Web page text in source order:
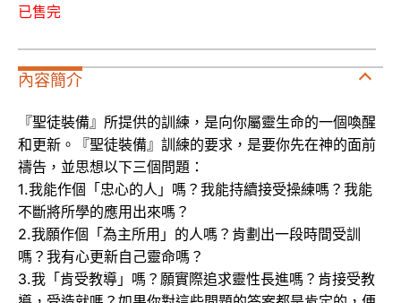
已售完
內容簡介
『聖徒裝備』所提供的訓練，是向你屬靈生命的一個喚醒
和更新。『聖徒裝備』訓練的要求，是要你先在神的面前
禱告，並思想以下三個問題：
1.我能作個「忠心的人」嗎？我能持續接受操練嗎？我能
不斷將所學的應用出來嗎？
2.我願作個「為主所用」的人嗎？肯劃出一段時間受訓
嗎？我有心更新自己靈命嗎？
3.我「肯受教導」嗎？願實際追求靈性長進嗎？肯接受教